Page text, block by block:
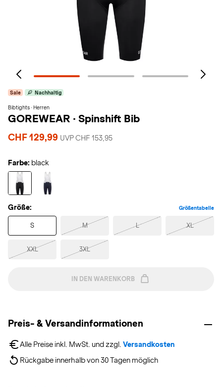
Sale Nachhaltig
Bibtights · Herren
GOREWEAR · Spinshift Bib
CHF 129,99 UVP CHF 153,95
Farbe: black
Größe: Größentabelle
S M L XL
XXL 3XL
IN DEN WARENKORB
Preis- & Versandinformationen
Alle Preise inkl. MwSt. und zzgl. Versandkosten
Rückgabe innerhalb von 30 Tagen möglich